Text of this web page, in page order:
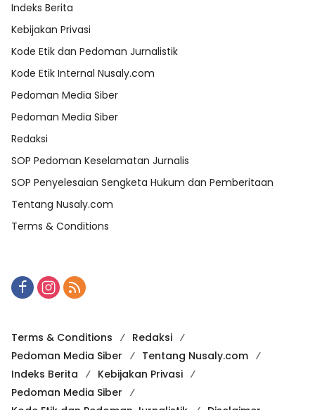
Indeks Berita
Kebijakan Privasi
Kode Etik dan Pedoman Jurnalistik
Kode Etik Internal Nusaly.com
Pedoman Media Siber
Pedoman Media Siber
Redaksi
SOP Pedoman Keselamatan Jurnalis
SOP Penyelesaian Sengketa Hukum dan Pemberitaan
Tentang Nusaly.com
Terms & Conditions
Terms & Conditions
Redaksi
Pedoman Media Siber
Tentang Nusaly.com
Indeks Berita
Kebijakan Privasi
Pedoman Media Siber